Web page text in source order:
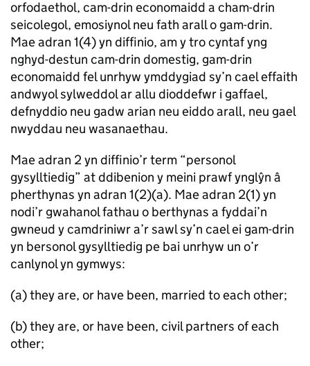
orfodaethol, cam-drin economaidd a cham-drin
seicolegol, emosiynol neu fath arall o gam-drin.
Mae adran 1(4) yn diffinio, am y tro cyntaf yng
nghyd-destun cam-drin domestig, gam-drin
economaidd fel unrhyw ymddygiad sy’n cael effaith
andwyol sylweddol ar allu dioddefwr i gaffael,
defnyddio neu gadw arian neu eiddo arall, neu gael
nwyddau neu wasanaethau.
Mae adran 2 yn diffinio’r term “personol
gysylltiedig” at ddibenion y meini prawf ynglŷn â
pherthynas yn adran 1(2)(a). Mae adran 2(1) yn
nodi’r gwahanol fathau o berthynas a fyddai’n
gwneud y camdriniwr a’r sawl sy’n cael ei gam-drin
yn bersonol gysylltiedig pe bai unrhyw un o’r
canlynol yn gymwys:
(a) they are, or have been, married to each other;
(b) they are, or have been, civil partners of each
other;